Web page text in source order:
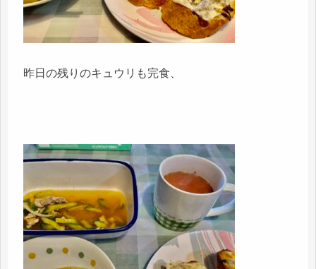
昨日の残りのキュウリも完食、